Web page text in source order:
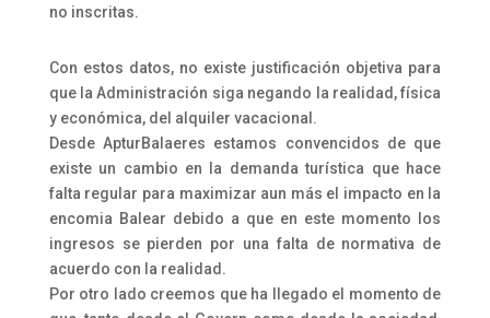
no inscritas.
Con estos datos, no existe justificación objetiva para
que la Administración siga negando la realidad, física
y económica, del alquiler vacacional.
Desde ApturBalaeres estamos convencidos de que
existe un cambio en la demanda turística que hace
falta regular para maximizar aun más el impacto en la
encomia Balear debido a que en este momento los
ingresos se pierden por una falta de normativa de
acuerdo con la realidad.
Por otro lado creemos que ha llegado el momento de